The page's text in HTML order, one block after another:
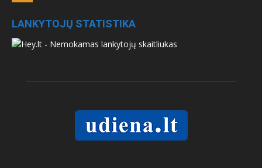
LANKYTOJŲ STATISTIKA